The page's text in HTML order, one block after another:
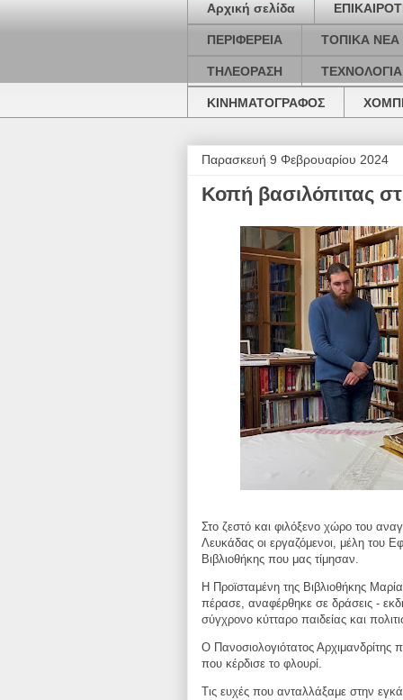
Αρχική σελίδα
ΠΕΡΙΦΕΡΕΙΑ ΤΟΠΙΚΑ ΝΕΑ
ΤΗΛΕΟΡΑΣΗ ΤΕΧΝΟΛΟΓΙΑ
ΚΙΝΗΜΑΤΟΓΡΑΦΟΣ
Παρασκευή 9 Φεβρουαρίου 2024
Κοπή βασιλόπιτας
Στο ζεστό και φιλόξενο χώρο του
Λευκάδας οι εργαζόμενοι, μέλη του
Βιβλιοθήκης που μας τίμησαν.
Η Προϊσταμένη της Βιβλιοθήκης
πέρασε, αναφέρθηκε σε δράσεις -
σύγχρονο κύτταρο παιδείας και
Ο Πανοσιολογιότατος Αρχιμανδρίτης
που κέρδισε το φλουρί.
Τις ευχές που ανταλλάξαμε στην